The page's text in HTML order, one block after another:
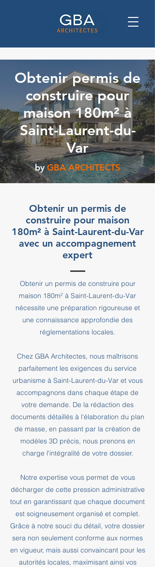
Obtenir permis de
construire pour
maison 180m² à
Saint-Laurent-du-
Var
by GBA ARCHITECTS
Obtenir un permis de
construire pour maison
180m² à Saint-Laurent-du-Var
avec un accompagnement
expert
Obtenir un permis de construire pour
maison 180m² à Saint-Laurent-du-Var
nécessite une préparation rigoureuse et
une connaissance approfondie des
réglementations locales.
Chez GBA Architectes, nous maîtrisons
parfaitement les exigences du service
urbanisme à Saint-Laurent-du-Var et vous
accompagnons dans chaque étape de
votre demande. De la rédaction des
documents détaillés à l'élaboration du plan
de masse, en passant par la création de
modèles 3D précis, nous prenons en
charge l'intégralité de votre dossier.
Notre expertise vous permet de vous
décharger de cette pression administrative
tout en garantissant que chaque document
est soigneusement organisé et complet.
Grâce à notre souci du détail, votre dossier
sera non seulement conforme aux normes
en vigueur, mais aussi convaincant pour les
autorités locales, maximisant ainsi vos